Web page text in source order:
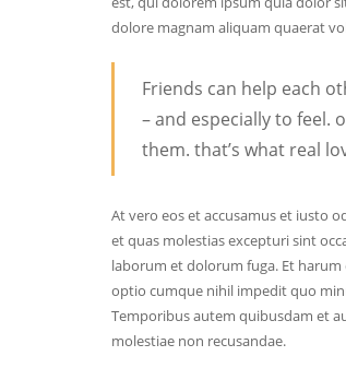
dolore magnam aliquam quaerat
Friends can help each
– and especially to feel.
them. that’s what real
At vero eos et accusamus et iusto
et quas molestias excepturi sint
laborum et dolorum fuga. Et
optio cumque nihil impedit quo
Temporibus autem quibusdam et
molestiae non recusandae.